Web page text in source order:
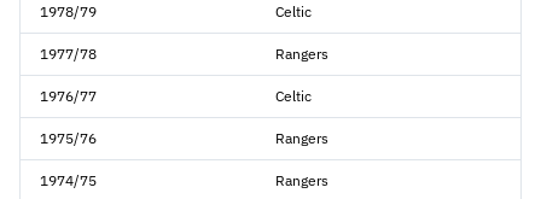
1978/79 Celtic
1977/78 Rangers
1976/77 Celtic
1975/76 Rangers
1974/75 Rangers